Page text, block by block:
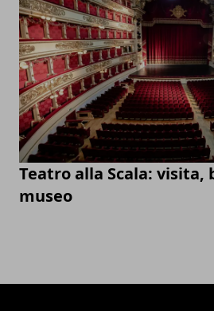
Teatro alla Scala: visita,
museo